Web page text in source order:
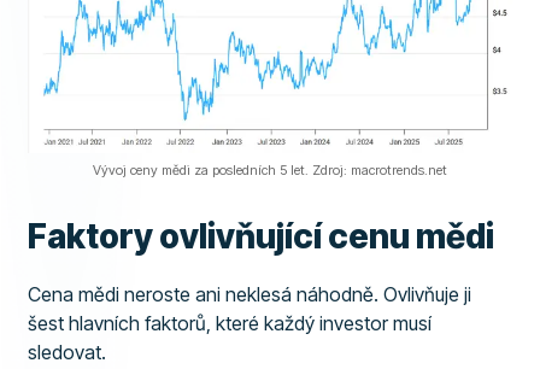
Vývoj ceny mědi za posledních 5 let. Zdroj: macrotrends.net
Faktory ovlivňující cenu mědi
Cena mědi neroste ani neklesá náhodně. Ovlivňuje ji
šest hlavních faktorů, které každý investor musí
sledovat.